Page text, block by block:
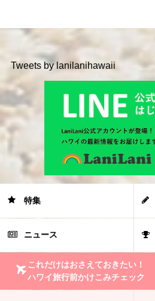
Tweets by lanilanihawaii
特集
ニュース
これだけはおさえておきたい！
ハワイ旅行前かけこみチェック